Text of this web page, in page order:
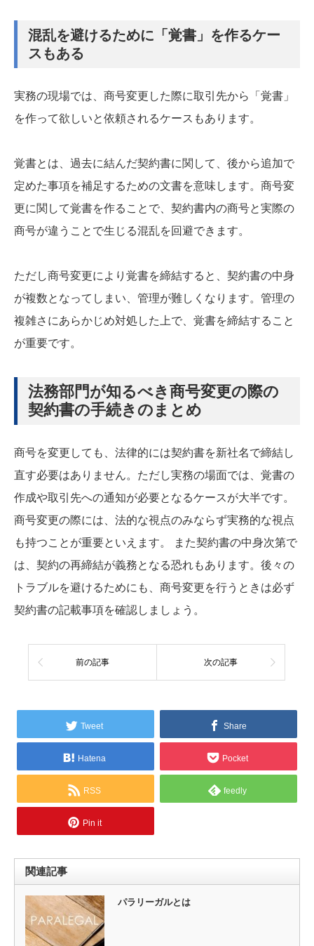
混乱を避けるために「覚書」を作るケー
スもある
実務の現場では、商号変更した際に取引先から「覚書」
を作って欲しいと依頼されるケースもあります。
覚書とは、過去に結んだ契約書に関して、後から追加で
定めた事項を補足するための文書を意味します。商号変
更に関して覚書を作ることで、契約書内の商号と実際の
商号が違うことで生じる混乱を回避できます。
ただし商号変更により覚書を締結すると、契約書の中身
が複数となってしまい、管理が難しくなります。管理の
複雑さにあらかじめ対処した上で、覚書を締結すること
が重要です。
法務部門が知るべき商号変更の際の
契約書の手続きのまとめ
商号を変更しても、法律的には契約書を新社名で締結し
直す必要はありません。ただし実務の場面では、覚書の
作成や取引先への通知が必要となるケースが大半です。
商号変更の際には、法的な視点のみならず実務的な視点
も持つことが重要といえます。 また契約書の中身次第で
は、契約の再締結が義務となる恐れもあります。後々の
トラブルを避けるためにも、商号変更を行うときは必ず
契約書の記載事項を確認しましょう。
前の記事 次の記事
Tweet Share
Hatena Pocket
RSS feedly
Pin it
関連記事
パラリーガルとは